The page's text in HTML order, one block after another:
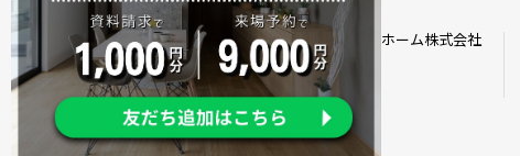
オダケホーム株式会社